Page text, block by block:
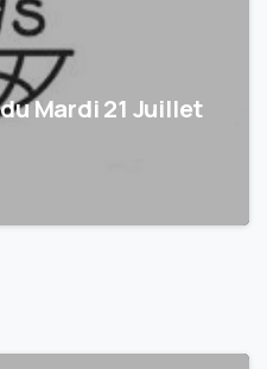
Mardi 21 Juillet